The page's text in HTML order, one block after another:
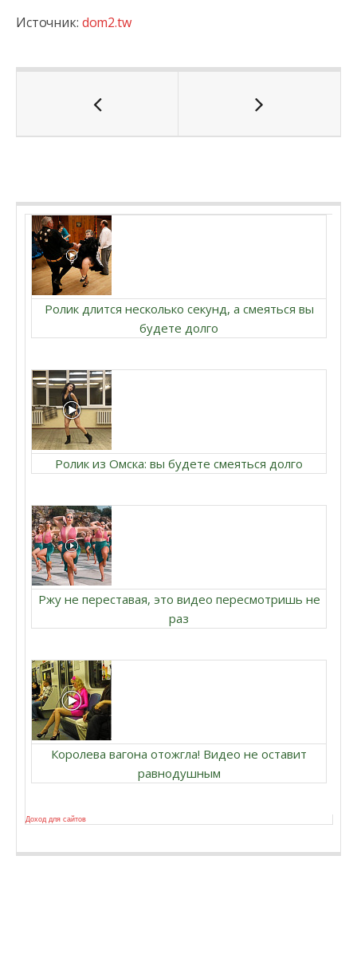
Источник: dom2.tw
Ролик длится несколько секунд, а смеяться вы
будете долго
Ролик из Омска: вы будете смеяться долго
Ржу не переставая, это видео пересмотришь не
раз
Королева вагона отожгла! Видео не оставит
равнодушным
Доход для сайтов